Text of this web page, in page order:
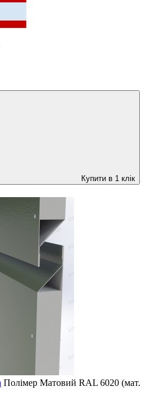
Купити в 1 клік
Полімер Матовий RAL 6020 (мат.